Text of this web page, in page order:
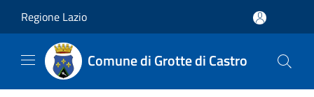
Regione Lazio
Comune di Grotte di Castro